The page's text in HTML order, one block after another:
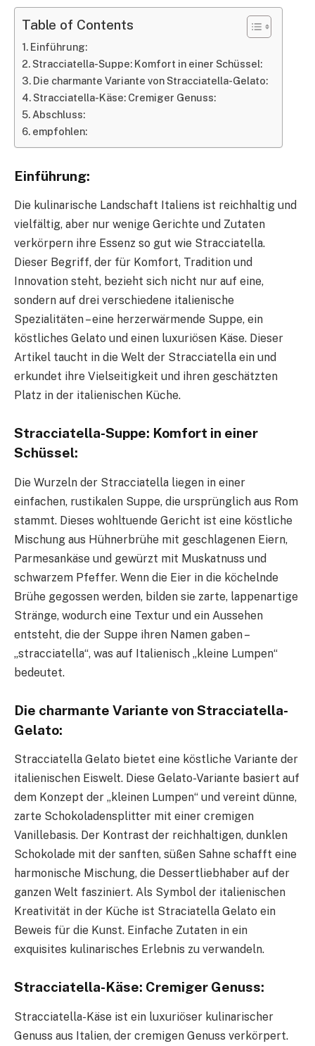
Table of Contents
Einführung:
Stracciatella-Suppe: Komfort in einer Schüssel:
Die charmante Variante von Stracciatella-Gelato:
Stracciatella-Käse: Cremiger Genuss:
Abschluss:
empfohlen:
Einführung:
Die kulinarische Landschaft Italiens ist reichhaltig und
vielfältig, aber nur wenige Gerichte und Zutaten
verkörpern ihre Essenz so gut wie Stracciatella.
Dieser Begriff, der für Komfort, Tradition und
Innovation steht, bezieht sich nicht nur auf eine,
sondern auf drei verschiedene italienische
Spezialitäten – eine herzerwärmende Suppe, ein
köstliches Gelato und einen luxuriösen Käse. Dieser
Artikel taucht in die Welt der Stracciatella ein und
erkundet ihre Vielseitigkeit und ihren geschätzten
Platz in der italienischen Küche.
Stracciatella-Suppe: Komfort in einer
Schüssel:
Die Wurzeln der Stracciatella liegen in einer
einfachen, rustikalen Suppe, die ursprünglich aus Rom
stammt. Dieses wohltuende Gericht ist eine köstliche
Mischung aus Hühnerbrühe mit geschlagenen Eiern,
Parmesankäse und gewürzt mit Muskatnuss und
schwarzem Pfeffer. Wenn die Eier in die köchelnde
Brühe gegossen werden, bilden sie zarte, lappenartige
Stränge, wodurch eine Textur und ein Aussehen
entsteht, die der Suppe ihren Namen gaben –
„stracciatella“, was auf Italienisch „kleine Lumpen“
bedeutet.
Die charmante Variante von Stracciatella-
Gelato:
Stracciatella Gelato bietet eine köstliche Variante der
italienischen Eiswelt. Diese Gelato-Variante basiert auf
dem Konzept der „kleinen Lumpen“ und vereint dünne,
zarte Schokoladensplitter mit einer cremigen
Vanillebasis. Der Kontrast der reichhaltigen, dunklen
Schokolade mit der sanften, süßen Sahne schafft eine
harmonische Mischung, die Dessertliebhaber auf der
ganzen Welt fasziniert. Als Symbol der italienischen
Kreativität in der Küche ist Straciatella Gelato ein
Beweis für die Kunst. Einfache Zutaten in ein
exquisites kulinarisches Erlebnis zu verwandeln.
Stracciatella-Käse: Cremiger Genuss:
Stracciatella-Käse ist ein luxuriöser kulinarischer
Genuss aus Italien, der cremigen Genuss verkörpert.